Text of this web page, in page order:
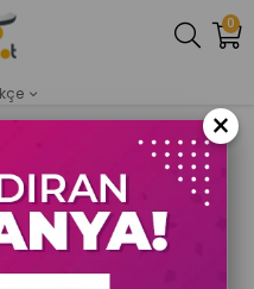
0
ve Strateji Oyunları
×